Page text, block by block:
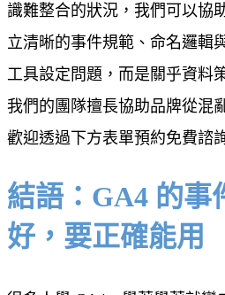
識難整合的狀況，我們可以協
立清晰的事件規範、命名邏輯
工具設定問題，而是關乎資料
我們的團隊擅長協助品牌從混
歡迎透過下方表單預約免費諮
結語：GA4 的事
好，要正確能用